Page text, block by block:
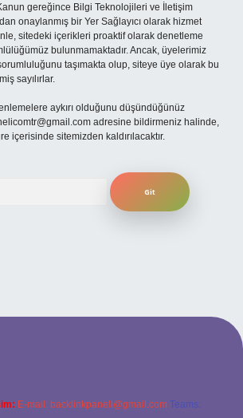
gereğince Bilgi Teknolojileri ve İletişim
onaylanmış bir Yer Sağlayıcı olarak hizmet
sitedeki içerikleri proaktif olarak denetleme
bulunmamaktadır. Ancak, üyelerimiz
taşımakta olup, siteye üye olarak bu
sayılırlar.
aykırı olduğunu düşündüğünüz
adresine bildirmeniz halinde,
içerisinde sitemizden kaldırılacaktır.
E-mail: backlinkpaneli@gmail.com Teams: